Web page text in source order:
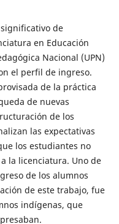
de
en Educación
Nacional (UPN)
el perfil de ingreso.
de la práctica
de nuevas
de los
las expectativas
los estudiantes no
la licenciatura. Uno de
de los alumnos
de este trabajo, fue
indígenas, que